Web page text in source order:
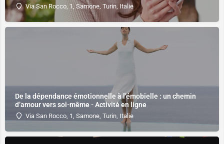
Via San Rocco, 1, Samone, Turin, Italie
De la dépendance émotionnelle à l’émobielle : un chemin
d’amour vers soi-même - Activité en ligne
Via San Rocco, 1, Samone, Turin, Italie